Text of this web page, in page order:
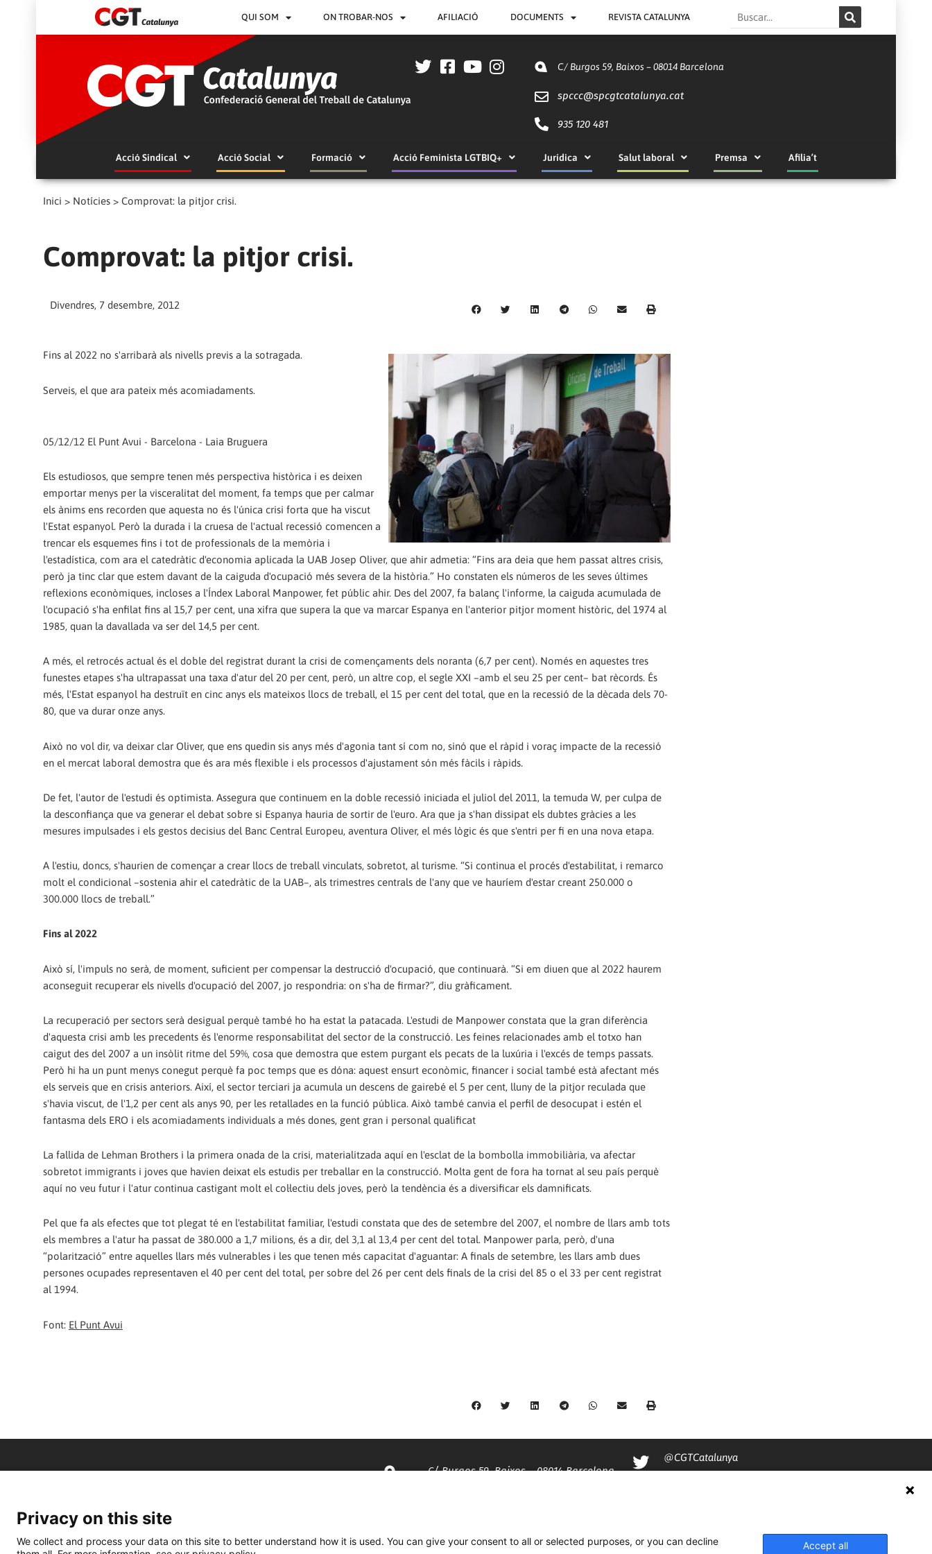
QUI SOM ON TROBAR-NOS AFILIACIÓ DOCUMENTS REVISTA CATALUNYA Search
C/ Burgos 59, Baixos – 08014 Barcelona
spccc@spcgtcatalunya.cat
935 120 481
Acció Sindical Acció Social Formació Acció Feminista LGTBIQ+ Jurídica Salut laboral Premsa Afilia’t
Inici > Notícies > Comprovat: la pitjor crisi.
Comprovat: la pitjor crisi.
Divendres, 7 desembre, 2012
Fins al 2022 no s'arribarà als nivells previs a la sotragada.
Serveis, el que ara pateix més acomiadaments.
05/12/12 El Punt Avui - Barcelona - Laia Bruguera
Els estudiosos, que sempre tenen més perspectiva històrica i es deixen
emportar menys per la visceralitat del moment, fa temps que per calmar
els ànims ens recorden que aquesta no és l'única crisi forta que ha viscut
l'Estat espanyol. Però la durada i la cruesa de l'actual recessió comencen a
trencar els esquemes fins i tot de professionals de la memòria i
l'estadística, com ara el catedràtic d'economia aplicada la UAB Josep Oliver, que ahir admetia: “Fins ara deia que hem passat altres crisis,
però ja tinc clar que estem davant de la caiguda d'ocupació més severa de la història.” Ho constaten els números de les seves últimes
reflexions econòmiques, incloses a l'Índex Laboral Manpower, fet públic ahir. Des del 2007, fa balanç l'informe, la caiguda acumulada de
l'ocupació s'ha enfilat fins al 15,7 per cent, una xifra que supera la que va marcar Espanya en l'anterior pitjor moment històric, del 1974 al
1985, quan la davallada va ser del 14,5 per cent.
A més, el retrocés actual és el doble del registrat durant la crisi de començaments dels noranta (6,7 per cent). Només en aquestes tres
funestes etapes s'ha ultrapassat una taxa d'atur del 20 per cent, però, un altre cop, el segle XXI –amb el seu 25 per cent– bat rècords. És
més, l'Estat espanyol ha destruït en cinc anys els mateixos llocs de treball, el 15 per cent del total, que en la recessió de la dècada dels 70-
80, que va durar onze anys.
Això no vol dir, va deixar clar Oliver, que ens quedin sis anys més d'agonia tant sí com no, sinó que el ràpid i voraç impacte de la recessió
en el mercat laboral demostra que és ara més flexible i els processos d'ajustament són més fàcils i ràpids.
De fet, l'autor de l'estudi és optimista. Assegura que continuem en la doble recessió iniciada el juliol del 2011, la temuda W, per culpa de
la desconfiança que va generar el debat sobre si Espanya hauria de sortir de l'euro. Ara que ja s'han dissipat els dubtes gràcies a les
mesures impulsades i els gestos decisius del Banc Central Europeu, aventura Oliver, el més lògic és que s'entri per fi en una nova etapa.
A l'estiu, doncs, s'haurien de començar a crear llocs de treball vinculats, sobretot, al turisme. “Si continua el procés d'estabilitat, i remarco
molt el condicional –sostenia ahir el catedràtic de la UAB–, als trimestres centrals de l'any que ve hauríem d'estar creant 250.000 o
300.000 llocs de treball.”
Fins al 2022
Això sí, l'impuls no serà, de moment, suficient per compensar la destrucció d'ocupació, que continuarà. “Si em diuen que al 2022 haurem
aconseguit recuperar els nivells d'ocupació del 2007, jo respondria: on s'ha de firmar?”, diu gràficament.
La recuperació per sectors serà desigual perquè també ho ha estat la patacada. L'estudi de Manpower constata que la gran diferència
d'aquesta crisi amb les precedents és l'enorme responsabilitat del sector de la construcció. Les feines relacionades amb el totxo han
caigut des del 2007 a un insòlit ritme del 59%, cosa que demostra que estem purgant els pecats de la luxúria i l'excés de temps passats.
Però hi ha un punt menys conegut perquè fa poc temps que es dóna: aquest ensurt econòmic, financer i social també està afectant més
els serveis que en crisis anteriors. Així, el sector terciari ja acumula un descens de gairebé el 5 per cent, lluny de la pitjor reculada que
s'havia viscut, de l'1,2 per cent als anys 90, per les retallades en la funció pública. Això també canvia el perfil de desocupat i estén el
fantasma dels ERO i els acomiadaments individuals a més dones, gent gran i personal qualificat
La fallida de Lehman Brothers i la primera onada de la crisi, materialitzada aquí en l'esclat de la bombolla immobiliària, va afectar
sobretot immigrants i joves que havien deixat els estudis per treballar en la construcció. Molta gent de fora ha tornat al seu país perquè
aquí no veu futur i l'atur continua castigant molt el col·lectiu dels joves, però la tendència és a diversificar els damnificats.
Pel que fa als efectes que tot plegat té en l'estabilitat familiar, l'estudi constata que des de setembre del 2007, el nombre de llars amb tots
els membres a l'atur ha passat de 380.000 a 1,7 milions, és a dir, del 3,1 al 13,4 per cent del total. Manpower parla, però, d'una
“polarització” entre aquelles llars més vulnerables i les que tenen més capacitat d'aguantar: A finals de setembre, les llars amb dues
persones ocupades representaven el 40 per cent del total, per sobre del 26 per cent dels finals de la crisi del 85 o el 33 per cent registrat
al 1994.
Font: El Punt Avui
C/ Burgos 59, Baixos – 08014 Barcelona
@CGTCatalunya
cgtcatalunya
Privacy on this site
We collect and process your data on this site to better understand how it is used. You can give your consent to all or selected purposes, or you can decline
Accept all